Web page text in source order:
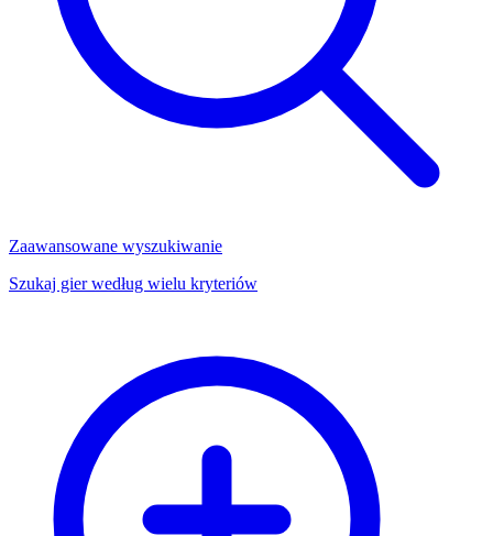
Zaawansowane wyszukiwanie
Szukaj gier według wielu kryteriów